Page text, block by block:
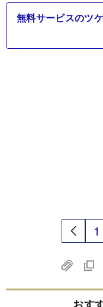
無料サービスのツ
1